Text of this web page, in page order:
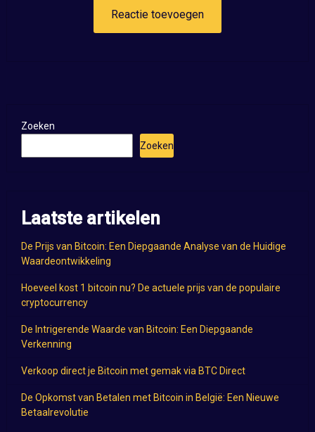
Zoeken
Zoeken
Laatste artikelen
De Prijs van Bitcoin: Een Diepgaande Analyse van de Huidige
Waardeontwikkeling
Hoeveel kost 1 bitcoin nu? De actuele prijs van de populaire
cryptocurrency
De Intrigerende Waarde van Bitcoin: Een Diepgaande
Verkenning
Verkoop direct je Bitcoin met gemak via BTC Direct
De Opkomst van Betalen met Bitcoin in België: Een Nieuwe
Betaalrevolutie